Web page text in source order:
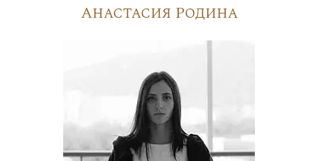
Анастасия Родина